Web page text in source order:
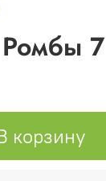
7
корзину